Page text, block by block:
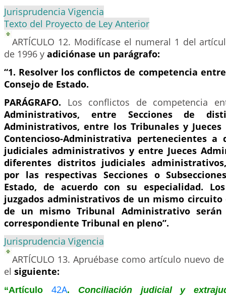
Jurisprudencia Vigencia
Texto del Proyecto de Ley Anterior
ARTÍCULO 12. Modifícase el numeral 1 del
de 1996 y adiciónase un parágrafo:
“1. Resolver los conflictos de competencia
Consejo de Estado.
PARÁGRAFO. Los conflictos de competencia
Administrativos, entre Secciones de
Administrativos, entre los Tribunales y Jueces
Contencioso-Administrativa pertenecientes
judiciales administrativos y entre Jueces
diferentes distritos judiciales
por las respectivas Secciones o
Estado, de acuerdo con su especialidad.
juzgados administrativos de un mismo circuito
de un mismo Tribunal Administrativo
correspondiente Tribunal en pleno”.
Jurisprudencia Vigencia
ARTÍCULO 13. Apruébase como artículo nuevo
el siguiente:
“Artículo 42A. Conciliación judicial y